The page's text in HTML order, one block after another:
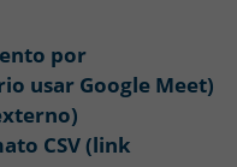
por
usar Google Meet)
CSV (link